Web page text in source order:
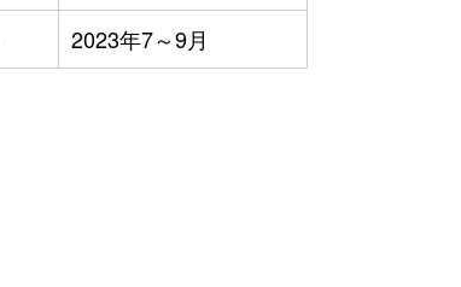
2023年7～9月